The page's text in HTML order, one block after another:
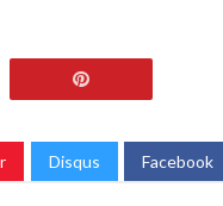
Disqus Facebook